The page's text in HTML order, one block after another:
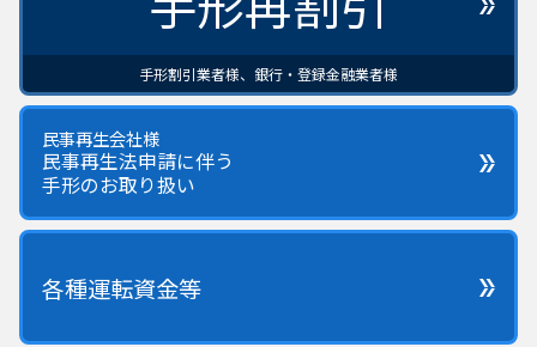
手形割引業者様、銀行・登録金融業者様
民事再生会社様
民事再生法申請に伴う
手形のお取り扱い
各種運転資金等